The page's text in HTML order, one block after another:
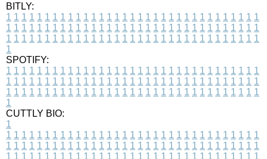
BITLY:
1 1 1 1 1 1 1 1 1 1 1 1 1 1 1 1 1 1 1 1 1 1 1 1 1 1 1 1 1 1 1 1 1
1 1 1 1 1 1 1 1 1 1 1 1 1 1 1 1 1 1 1 1 1 1 1 1 1 1 1 1 1 1 1 1 1
1 1 1 1 1 1 1 1 1 1 1 1 1 1 1 1 1 1 1 1 1 1 1 1 1 1 1 1 1 1 1 1 1
1
SPOTIFY:
1 1 1 1 1 1 1 1 1 1 1 1 1 1 1 1 1 1 1 1 1 1 1 1 1 1 1 1 1 1 1 1 1
1 1 1 1 1 1 1 1 1 1 1 1 1 1 1 1 1 1 1 1 1 1 1 1 1 1 1 1 1 1 1 1 1
1 1 1 1 1 1 1 1 1 1 1 1 1 1 1 1 1 1 1 1 1 1 1 1 1 1 1 1 1 1 1 1 1
1
CUTTLY BIO:
1
1 1 1 1 1 1 1 1 1 1 1 1 1 1 1 1 1 1 1 1 1 1 1 1 1 1 1 1 1 1 1 1 1
1 1 1 1 1 1 1 1 1 1 1 1 1 1 1 1 1 1 1 1 1 1 1 1 1 1 1 1 1 1 1 1 1
1 1 1 1 1 1 1 1 1 1 1 1 1 1 1 1 1 1 1 1 1 1 1 1 1 1 1 1 1 1 1 1 1